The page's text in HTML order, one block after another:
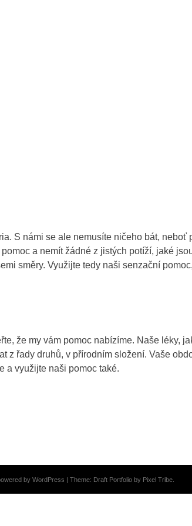
. S námi se ale nemusíte ničeho bát, neboť
a nemít žádné z jistých potíží, jaké
směry. Využijte tedy naši senzační
že my vám pomoc nabízíme. Naše léky,
z řady druhů, v přírodním složení. Vaše
a využijte naši pomoc také.
by WordPress Theme: Draft Portfolio by Pixel Tribe